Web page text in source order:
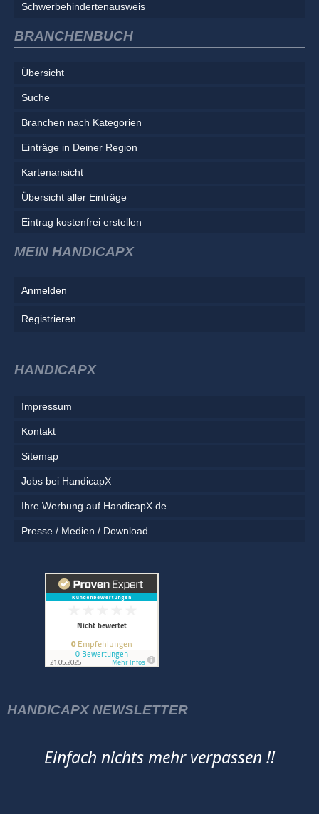
Schwerbehindertenausweis
BRANCHENBUCH
Übersicht
Suche
Branchen nach Kategorien
Einträge in Deiner Region
Kartenansicht
Übersicht aller Einträge
Eintrag kostenfrei erstellen
MEIN HANDICAPX
Anmelden
Registrieren
HANDICAPX
Impressum
Kontakt
Sitemap
Jobs bei HandicapX
Ihre Werbung auf HandicapX.de
Presse / Medien / Download
HANDICAPX NEWSLETTER
Einfach nichts mehr verpassen !!